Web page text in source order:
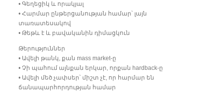
• Գեղեցիկ և որակյալ
• Հարմար ընթերցանության համար՝ լայն
տառատեսակով
• Թեթև է և բավականին դիմացկուն
Թերություններ
• Ավելի թանկ, քան mass market-ը
• Չի պահում այնքան երկար, որքան hardback-ը
• Ավելի մեծ չափսեր՝ միշտ չէ, որ հարմար են
ճանապարհորդության համար